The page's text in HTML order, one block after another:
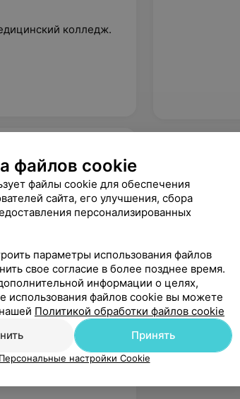
колледж.
за прекрасную и
ногтей
советую и ручаюсь
на высшем уровне
файлов cookie
файлы cookie для обеспечения
сайта, его улучшения, сбора
персонализированных
параметры использования файлов
свое согласие в более позднее время.
информации о целях,
использования файлов cookie вы можете
Политикой обработки файлов cookie
Принять
Персональные настройки Cookie